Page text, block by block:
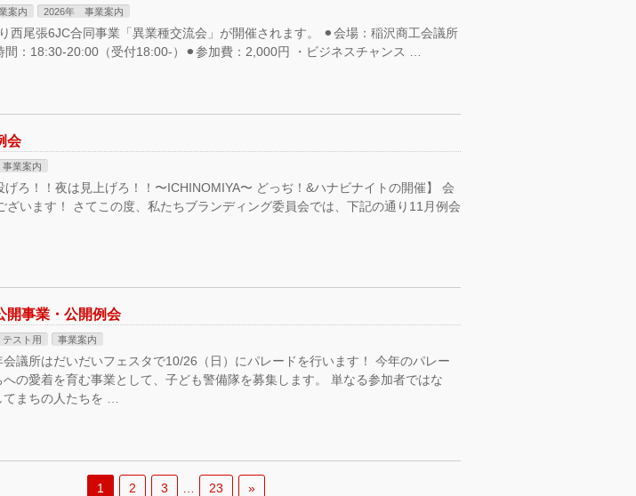
案内 2026年 事業案内
西尾張6JC合同事業「異業種交流会」が開催されます。 ⚫︎会場：稲沢商工会議所
：18:30-20:00（受付18:00-）⚫︎参加費：2,000円 ・ビジネスチャンス …
会
事業案内
ろ！！夜は見上げろ！！〜ICHINOMIYA〜 どっぢ！&ハナビナイトの開催】 会
ざいます！ さてこの度、私たちブランディング委員会では、下記の通り11月例会
開事業・公開例会
テスト用 事業案内
議所はだいだいフェスタで10/26（日）にパレードを行います！ 今年のパレー
への愛着を育む事業として、子ども警備隊を募集します。 単なる参加者ではな
まちの人たちを …
1 2 3 23 »